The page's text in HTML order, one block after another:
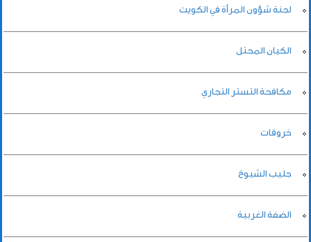
لجنة شؤون المرأة في الكويت
الكيان المحتل
مكافحة التستر التجاري
خروقات
جليب الشيوخ
الضفة الغربية